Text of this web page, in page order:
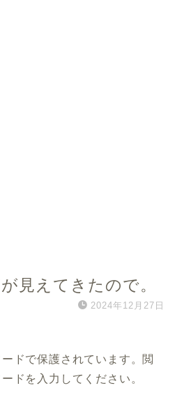
見えてきたので。
2024年12月27日
ドで保護されています。閲
ドを入力してください。